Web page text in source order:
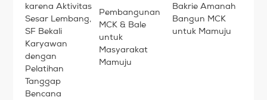
karena Aktivitas
Sesar Lembang,
SF Bekali
Karyawan
dengan
Pelatihan
Tanggap
Bencana
Pembangunan
MCK & Bale
untuk
Masyarakat
Mamuju
Bakrie Amanah
Bangun MCK
untuk Mamuju